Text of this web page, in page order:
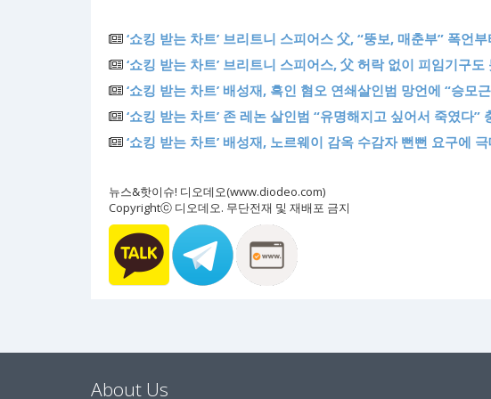
‘쇼킹 받는 차트’ 브리트니 스피어스 父, “뚱보, 매춘부” 폭언부
‘쇼킹 받는 차트’ 브리트니 스피어스, 父 허락 없이 피임기구도
‘쇼킹 받는 차트’ 배성재, 흑인 혐오 연쇄살인범 망언에 “승모
‘쇼킹 받는 차트’ 존 레논 살인범 “유명해지고 싶어서 죽였다”
‘쇼킹 받는 차트’ 배성재, 노르웨이 감옥 수감자 뻔뻔 요구에
뉴스&핫이슈! 디오데오(www.diodeo.com)
Copyrightⓒ 디오데오. 무단전재 및 재배포 금지
About Us